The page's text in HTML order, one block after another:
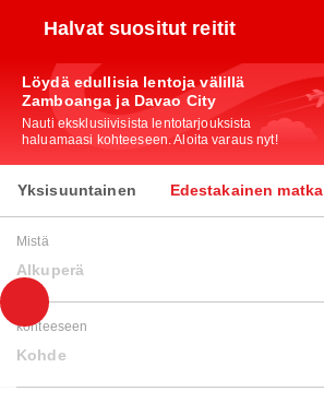
Halvat suositut reitit
Löydä edullisia lentoja välillä
Zamboanga ja Davao City
Nauti eksklusiivisista lentotarjouksista
haluamaasi kohteeseen. Aloita varaus nyt!
Yksisuuntainen Edestakainen matka
Mistä
Alkuperä
kohteeseen
Kohde